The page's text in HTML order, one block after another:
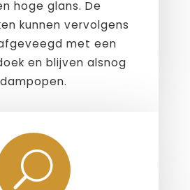
hoge glans. De
kunnen vervolgens
met een
en blijven alsnog
dampopen.
U